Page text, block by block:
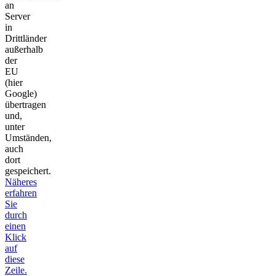
an
Server
in
Drittländer
außerhalb
der
EU
(hier
Google)
übertragen
und,
unter
Umständen,
auch
dort
gespeichert.
Näheres
erfahren
Sie
durch
einen
Klick
auf
diese
Zeile.